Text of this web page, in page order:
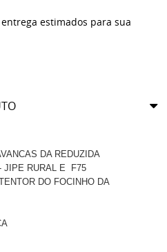
estimados para sua
DA REDUZIDA
JIPE RURAL E F75
DO FOCINHO DA